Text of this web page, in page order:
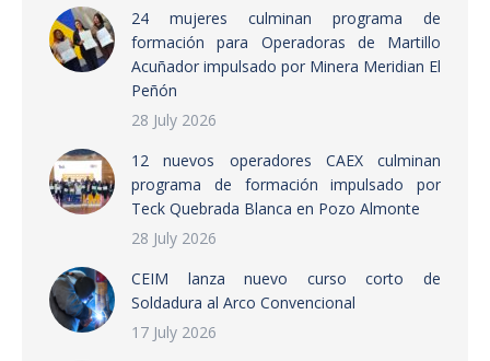
24 mujeres culminan programa de
formación para Operadoras de Martillo
Acuñador impulsado por Minera Meridian El
Peñón
28 July 2026
12 nuevos operadores CAEX culminan
programa de formación impulsado por
Teck Quebrada Blanca en Pozo Almonte
28 July 2026
CEIM lanza nuevo curso corto de
Soldadura al Arco Convencional
17 July 2026